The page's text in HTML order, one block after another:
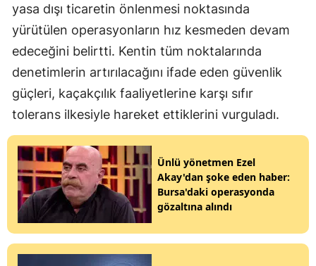
yasa dışı ticaretin önlenmesi noktasında
yürütülen operasyonların hız kesmeden devam
edeceğini belirtti. Kentin tüm noktalarında
denetimlerin artırılacağını ifade eden güvenlik
güçleri, kaçakçılık faaliyetlerine karşı sıfır
tolerans ilkesiyle hareket ettiklerini vurguladı.
Ünlü yönetmen Ezel
Akay'dan şoke eden haber:
Bursa'daki operasyonda
gözaltına alındı